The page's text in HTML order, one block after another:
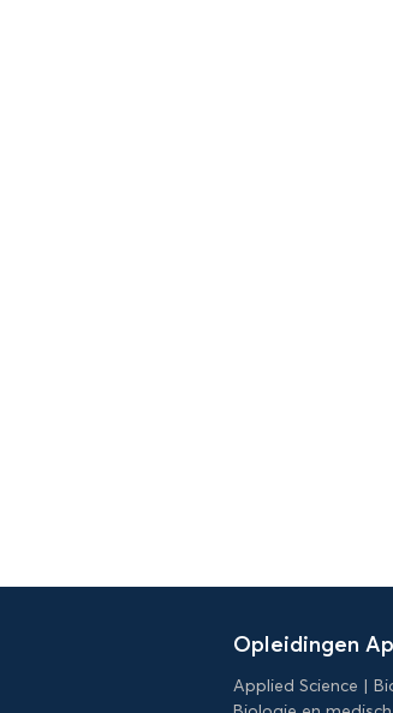
Opleidingen
Applied Science